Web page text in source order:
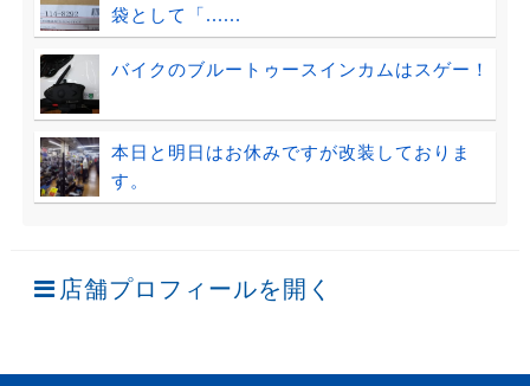
袋として「......
バイクのブルートゥースインカムはスゲー！
本日と明日はお休みですが改装しておりま
す。
店舗プロフィールを開く